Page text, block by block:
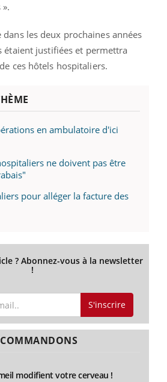
dans les deux prochaines années
étaient justifiées et permettra
ces hôtels hospitaliers.
en ambulatoire d'ici
ne doivent pas être
pour alléger la facture des
? Abonnez-vous à la newsletter
!
S'inscrire
modifient votre cerveau !